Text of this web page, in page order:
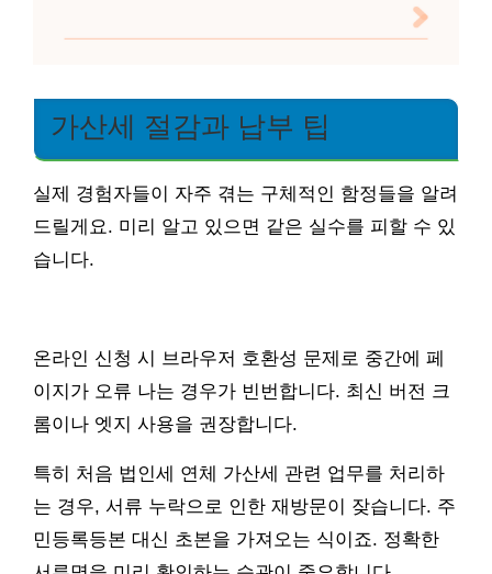
가산세 절감과 납부 팁
실제 경험자들이 자주 겪는 구체적인 함정들을 알려
드릴게요. 미리 알고 있으면 같은 실수를 피할 수 있
습니다.
온라인 신청 시 브라우저 호환성 문제로 중간에 페
이지가 오류 나는 경우가 빈번합니다. 최신 버전 크
롬이나 엣지 사용을 권장합니다.
특히 처음 법인세 연체 가산세 관련 업무를 처리하
는 경우, 서류 누락으로 인한 재방문이 잦습니다. 주
민등록등본 대신 초본을 가져오는 식이죠. 정확한